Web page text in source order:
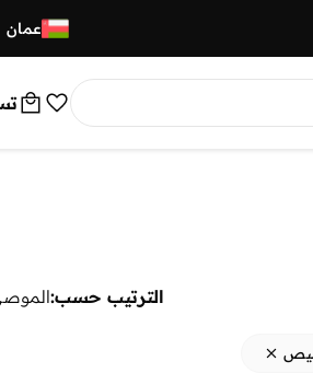
عمان
الترتيب حسب: